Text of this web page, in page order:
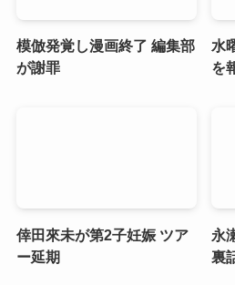
模倣発覚し漫画終了 編集部
が謝罪
水
を
倖田來未が第2子妊娠 ツア
ー延期
永
裏